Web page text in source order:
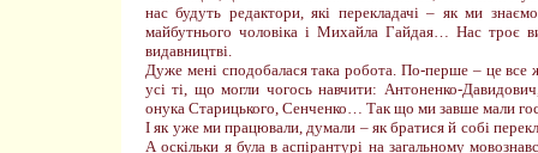
нас будуть редактори, які перекладачі – як ми
майбутнього чоловіка і Михайла Гайдая… Нас троє
видавництві.
Дуже мені сподобалася така робота. По-перше – це все
усі ті, що могли чогось навчити: Антоненко-
онука Старицького, Сенченко… Так що ми завше мали
І як уже ми працювали, думали – як братися й собі
А оскільки я була в аспірантурі на загальному